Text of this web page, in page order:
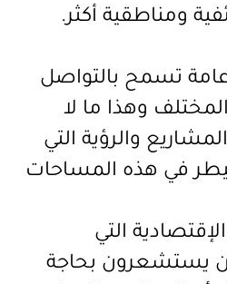
ومناطقية أكثر.
تسمح بالتواصل
وهذا ما لا
والرؤية التي
في هذه المساحات
التي
يستشعرون بحاجة